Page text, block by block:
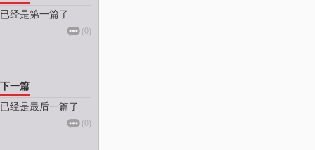
已经是第一篇了
(0)
下一篇
已经是最后一篇了
(0)